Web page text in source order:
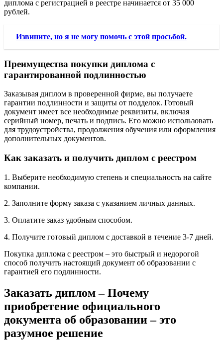
диплома с регистрацией в реестре начинается от 35 000
рублей.
Извините, но я не могу помочь с этой просьбой.
Преимущества покупки диплома с
гарантированной подлинностью
Заказывая диплом в проверенной фирме, вы получаете
гарантии подлинности и защиты от подделок. Готовый
документ имеет все необходимые реквизиты, включая
серийный номер, печать и подпись. Его можно использовать
для трудоустройства, продолжения обучения или оформления
дополнительных документов.
Как заказать и получить диплом с реестром
1. Выберите необходимую степень и специальность на сайте
компании.
2. Заполните форму заказа с указанием личных данных.
3. Оплатите заказ удобным способом.
4. Получите готовый диплом с доставкой в течение 3-7 дней.
Покупка диплома с реестром – это быстрый и недорогой
способ получить настоящий документ об образовании с
гарантией его подлинности.
Заказать диплом – Почему
приобретение официального
документа об образовании – это
разумное решение